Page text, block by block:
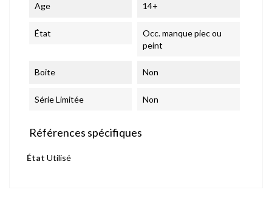
Age 14+
État
Occ. manque piec ou
peint
Boite Non
Série Limitée Non
Références spécifiques
État Utilisé